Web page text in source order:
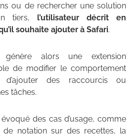
ou de rechercher une solution
tiers, l’utilisateur décrit en
souhaite ajouter à Safari.
génère alors une extension
de modifier le comportement
d’ajouter des raccourcis ou
tâches.
des cas d’usage, comme
de notation sur des recettes, la